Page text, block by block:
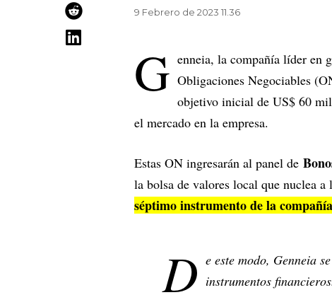
9 Febrero de 2023 11.36
G enneia, la compañía líder en
Obligaciones Negociables
objetivo inicial de US$ 60
el mercado en la empresa.
Estas ON ingresarán al panel de
la bolsa de valores local que nuclea
séptimo instrumento de la
D e este modo, Genneia
instrumentos